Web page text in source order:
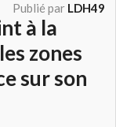
Publié par LDH49
à la
zones
sur son